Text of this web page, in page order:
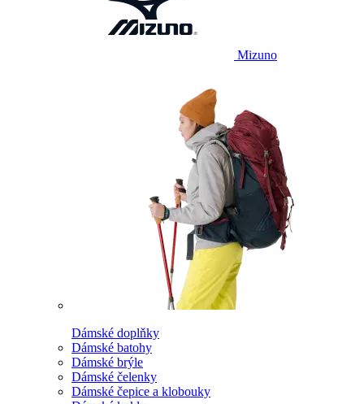
Mizuno
Dámské doplňky
Dámské batohy
Dámské brýle
Dámské čelenky
Dámské čepice a klobouky